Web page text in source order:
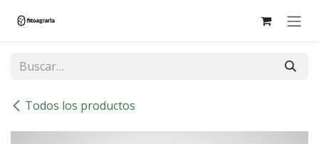
Todos los productos